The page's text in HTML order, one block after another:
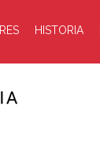
HISTORIA